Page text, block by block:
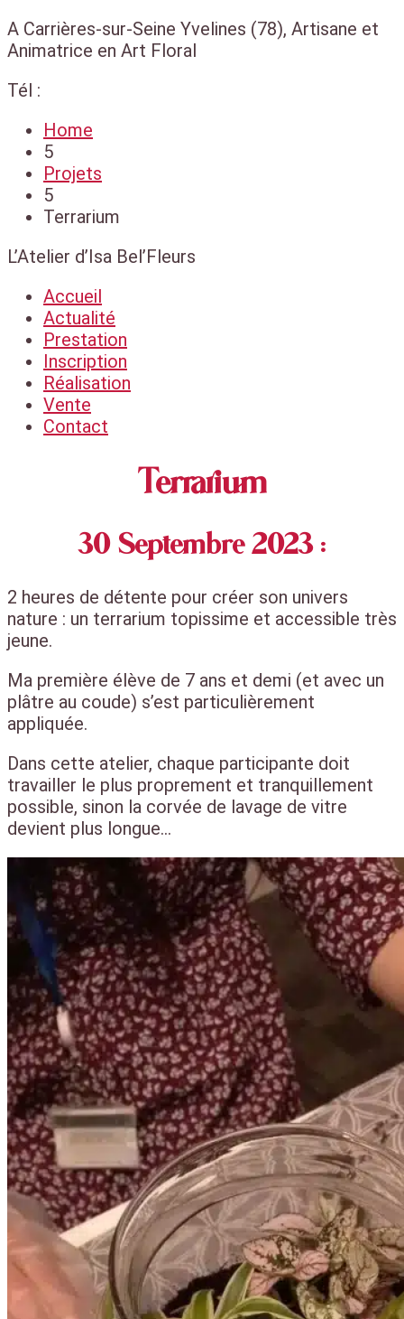
A Carrières-sur-Seine Yvelines (78), Artisane et
Animatrice en Art Floral
Tél :
Home
5
Projets
5
Terrarium
L’Atelier d’Isa Bel’Fleurs
Accueil
Actualité
Prestation
Inscription
Réalisation
Vente
Contact
Terrarium
30 Septembre 2023 :
2 heures de détente pour créer son univers
nature : un terrarium topissime et accessible très
jeune.
Ma première élève de 7 ans et demi (et avec un
plâtre au coude) s’est particulièrement
appliquée.
Dans cette atelier, chaque participante doit
travailler le plus proprement et tranquillement
possible, sinon la corvée de lavage de vitre
devient plus longue…